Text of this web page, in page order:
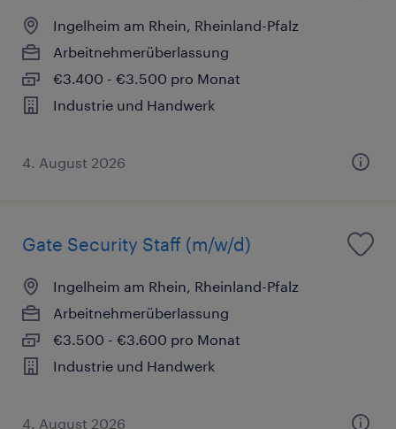
Ingelheim am Rhein, Rheinland-Pfalz
Arbeitnehmerüberlassung
€3.400 - €3.500 pro Monat
Industrie und Handwerk
4. August 2026
Gate Security Staff (m/w/d)
Ingelheim am Rhein, Rheinland-Pfalz
Arbeitnehmerüberlassung
€3.500 - €3.600 pro Monat
Industrie und Handwerk
4. August 2026